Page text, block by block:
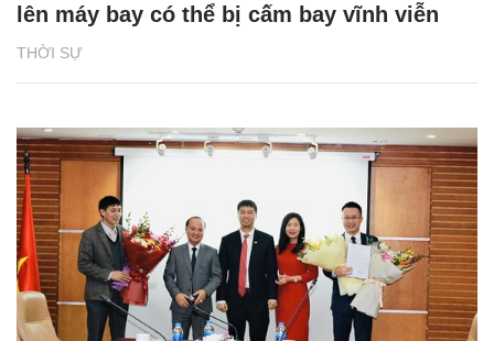
THỜI SỰ
lên máy bay có thể bị cấm bay vĩnh viễn